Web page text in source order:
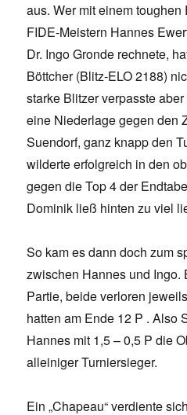
aus. Wer mit einem
FIDE-Meistern Hannes
Dr. Ingo Gronde rechnete,
Böttcher (Blitz-ELO 2188)
starke Blitzer verpasste
eine Niederlage gegen den
Suendorf, ganz knapp den
wilderte erfolgreich in den
gegen die Top 4 der
Dominik ließ hinten zu viel
So kam es dann doch zum
zwischen Hannes und Ingo.
Partie, beide verloren
hatten am Ende 12 P . Also
Hannes mit 1,5 – 0,5 P die
alleiniger Turniersieger.
Ein „Chapeau“ verdiente